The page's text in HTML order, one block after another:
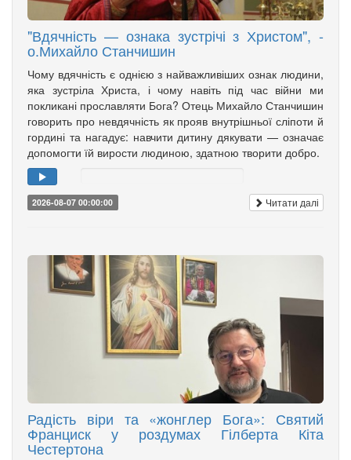
"Вдячність — ознака зустрічі з Христом", -
о.Михайло Станчишин
Чому вдячність є однією з найважливіших ознак людини,
яка зустріла Христа, і чому навіть під час війни ми
покликані прославляти Бога? Отець Михайло Станчишин
говорить про невдячність як прояв внутрішньої сліпоти й
гордині та нагадує: навчити дитину дякувати — означає
допомогти їй вирости людиною, здатною творити добро.
2026-08-07 00:00:00 Читати далі
Радість віри та «жонглер Бога»: Святий
Франциск у роздумах Гілберта Кіта
Честертона